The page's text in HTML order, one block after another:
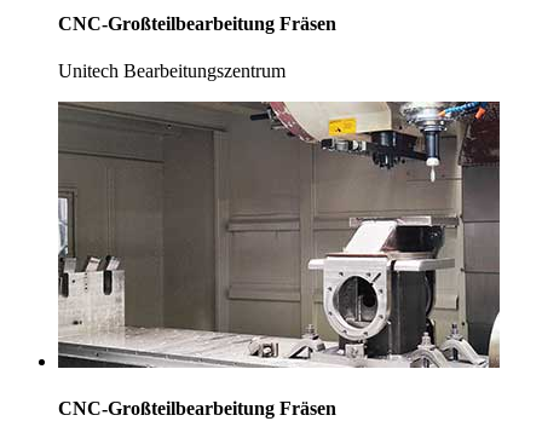
CNC-Großteilbearbeitung Fräsen
Unitech Bearbeitungszentrum
CNC-Großteilbearbeitung Fräsen